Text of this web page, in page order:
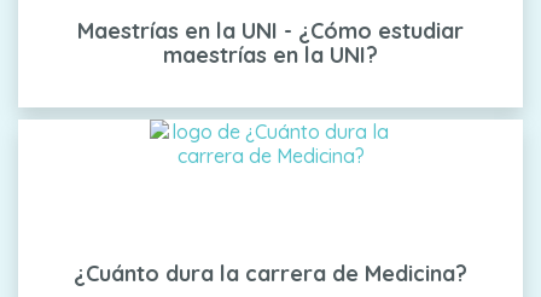
Maestrías en la UNI - ¿Cómo estudiar
maestrías en la UNI?
¿Cuánto dura la carrera de Medicina?